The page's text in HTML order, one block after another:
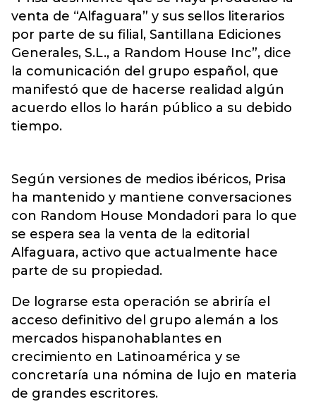
venta de “Alfaguara” y sus sellos literarios
por parte de su filial, Santillana Ediciones
Generales, S.L., a Random House Inc”, dice
la comunicación del grupo español, que
manifestó que de hacerse realidad algún
acuerdo ellos lo harán público a su debido
tiempo.
Según versiones de medios ibéricos, Prisa
ha mantenido y mantiene conversaciones
con Random House Mondadori para lo que
se espera sea la venta de la editorial
Alfaguara, activo que actualmente hace
parte de su propiedad.
De lograrse esta operación se abriría el
acceso definitivo del grupo alemán a los
mercados hispanohablantes en
crecimiento en Latinoamérica y se
concretaría una nómina de lujo en materia
de grandes escritores.